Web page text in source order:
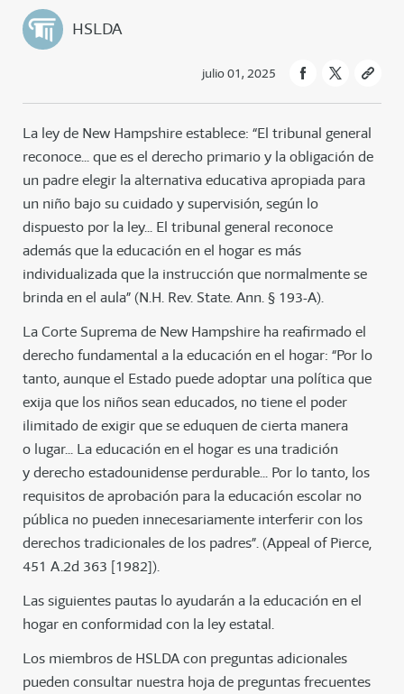
HSLDA
julio 01, 2025
La ley de New Hampshire establece: “El tribunal general
reconoce... que es el derecho primario y la obligación de
un padre elegir la alternativa educativa apropiada para
un niño bajo su cuidado y supervisión, según lo
dispuesto por la ley... El tribunal general reconoce
además que la educación en el hogar es más
individualizada que la instrucción que normalmente se
brinda en el aula” (N.H. Rev. State. Ann. § 193-A).
La Corte Suprema de New Hampshire ha reafirmado el
derecho fundamental a la educación en el hogar: “Por lo
tanto, aunque el Estado puede adoptar una política que
exija que los niños sean educados, no tiene el poder
ilimitado de exigir que se eduquen de cierta manera
o lugar... La educación en el hogar es una tradición
y derecho estadounidense perdurable... Por lo tanto, los
requisitos de aprobación para la educación escolar no
pública no pueden innecesariamente interferir con los
derechos tradicionales de los padres”. (Appeal of Pierce,
451 A.2d 363 [1982]).
Las siguientes pautas lo ayudarán a la educación en el
hogar en conformidad con la ley estatal.
Los miembros de HSLDA con preguntas adicionales
pueden consultar nuestra hoja de preguntas frecuentes